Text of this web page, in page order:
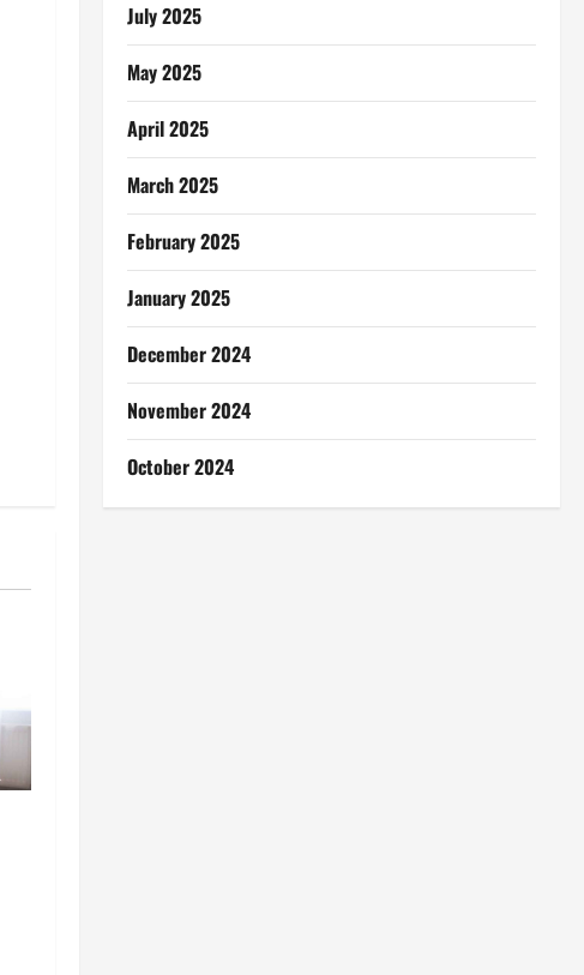
July 2025
May 2025
April 2025
March 2025
February 2025
January 2025
December 2024
November 2024
October 2024